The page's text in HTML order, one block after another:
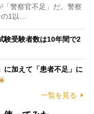
警察官不足」だ。警察
1以…
験受験者数は10年間で2
に加えて「患者不足」に
一覧を見る